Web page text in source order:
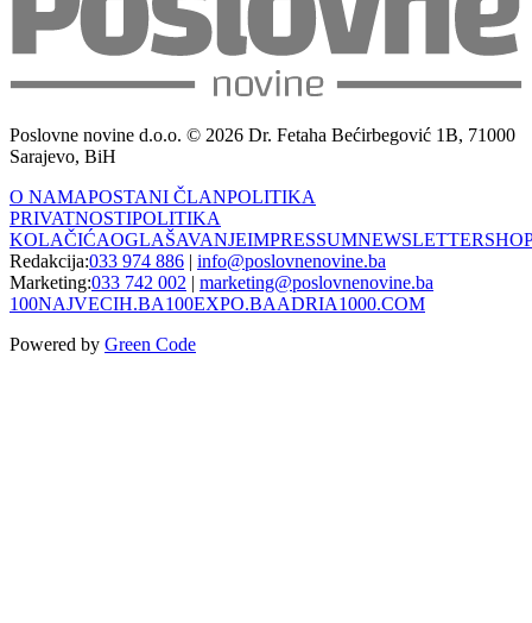
Poslovne novine d.o.o. © 2026 Dr. Fetaha Bećirbegović 1B, 71000
Sarajevo, BiH
O NAMAPOSTANI ČLANPOLITIKA
PRIVATNOSTIPOLITIKA
KOLAČIĆAOGLAŠAVANJEIMPRESSUMNEWSLETTER
Redakcija:033 974 886 | info@poslovnenovine.ba
Marketing:033 742 002 | marketing@poslovnenovine.ba
100NAJVECIH.BA100EXPO.BAADRIA1000.COM
Powered by Green Code